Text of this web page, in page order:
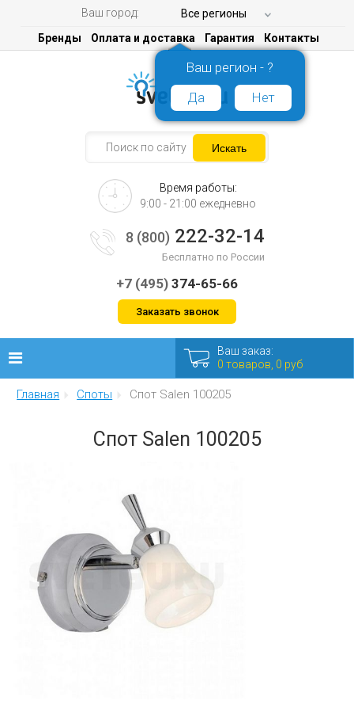
Ваш город: Все регионы
Ваш регион - ?
Да
Нет
Бренды Оплата и доставка Гарантия Контакты
Время работы:
9:00 - 21:00 ежедневно
8 (800) 222-32-14
Бесплатно по России
+7 (495) 374-65-66
Заказать звонок
Люстры
Распродажа
Еще
Мебель
Ваш заказ:
0 товаров, 0 руб
Главная Споты Спот Salen 100205
Спот Salen 100205